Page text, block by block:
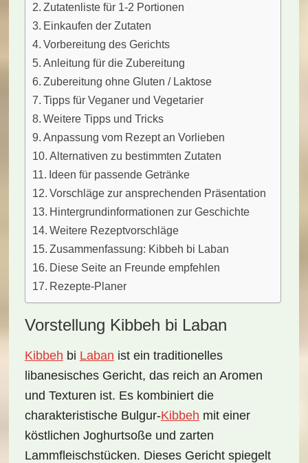
Zutatenliste für 1-2 Portionen
Einkaufen der Zutaten
Vorbereitung des Gerichts
Anleitung für die Zubereitung
Zubereitung ohne Gluten / Laktose
Tipps für Veganer und Vegetarier
Weitere Tipps und Tricks
Anpassung vom Rezept an Vorlieben
Alternativen zu bestimmten Zutaten
Ideen für passende Getränke
Vorschläge zur ansprechenden Präsentation
Hintergrundinformationen zur Geschichte
Weitere Rezeptvorschläge
Zusammenfassung: Kibbeh bi Laban
Diese Seite an Freunde empfehlen
Rezepte-Planer
Vorstellung Kibbeh bi Laban
Kibbeh bi Laban ist ein traditionelles
libanesisches Gericht, das reich an Aromen
und Texturen ist. Es kombiniert die
charakteristische Bulgur-Kibbeh mit einer
köstlichen Joghurtsoßeund zarten
Lammfleischstücken. Dieses Gericht spiegelt